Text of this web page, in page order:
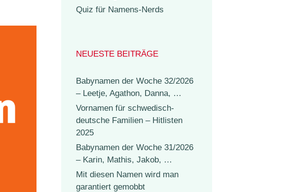
Quiz für Namens-Nerds
NEUESTE BEITRÄGE
Babynamen der Woche 32/2026
– Leetje, Agathon, Danna, …
Vornamen für schwedisch-
deutsche Familien – Hitlisten
2025
Babynamen der Woche 31/2026
– Karin, Mathis, Jakob, …
Mit diesen Namen wird man
garantiert gemobbt